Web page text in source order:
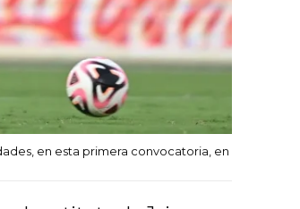
en esta primera convocatoria, en